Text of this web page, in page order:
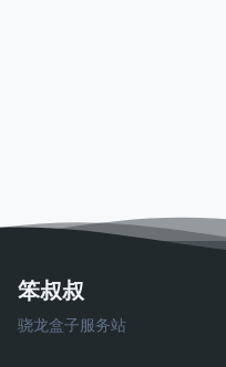
笨叔叔
骁龙盒子服务站